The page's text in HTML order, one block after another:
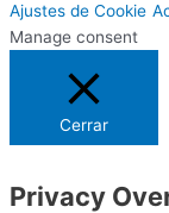
Ajustes de Cookie
Manage consent
Cerrar
Privacy